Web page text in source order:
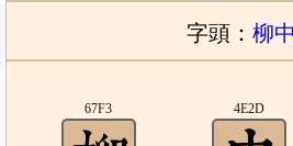
字頭： 柳
67F3 4E2D